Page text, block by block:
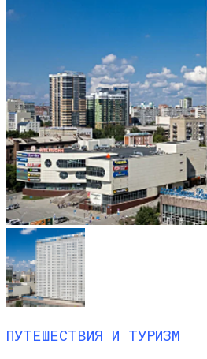
ПУТЕШЕСТВИЯ И ТУРИЗМ